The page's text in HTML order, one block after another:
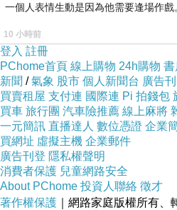
一個人表情生動是因為他需要逢場作戲
10 小時前
登入 註冊
PChome首頁 線上購物 24h購物 書
新聞 /氣象 股市 個人新聞台 廣告
買賣租屋 支付連 國際連 Pi 拍錢包
買車 旅行團 汽車險推薦 線上麻將
一元簡訊 直播達人 數位憑證 企業
買網址 虛擬主機 企業郵件
廣告刊登 隱私權聲明
消費者保護 兒童網路安全
About PChome 投資人聯絡 徵才
著作權保護 ｜網路家庭版權所有、